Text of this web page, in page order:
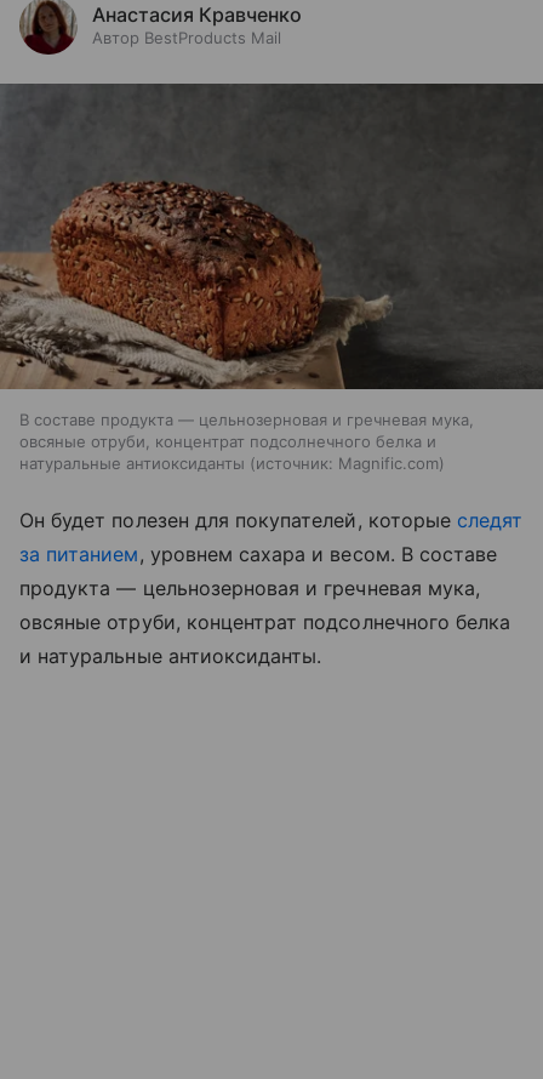
Анастасия Кравченко
Автор BestProducts Mail
В составе продукта — цельнозерновая и гречневая мука,
овсяные отруби, концентрат подсолнечного белка и
натуральные антиоксиданты
источник: Magnific.com
Он будет полезен для покупателей, которые следят
за питанием, уровнем сахара и весом. В составе
продукта — цельнозерновая и гречневая мука,
овсяные отруби, концентрат подсолнечного белка
и натуральные антиоксиданты.